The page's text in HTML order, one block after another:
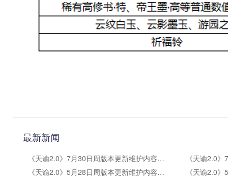
最新新闻
《天谕2.0》7月30日周版本更新维护内容公告
《天谕2.0》5月28日周版本更新维护内容公告